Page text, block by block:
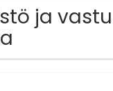
ja